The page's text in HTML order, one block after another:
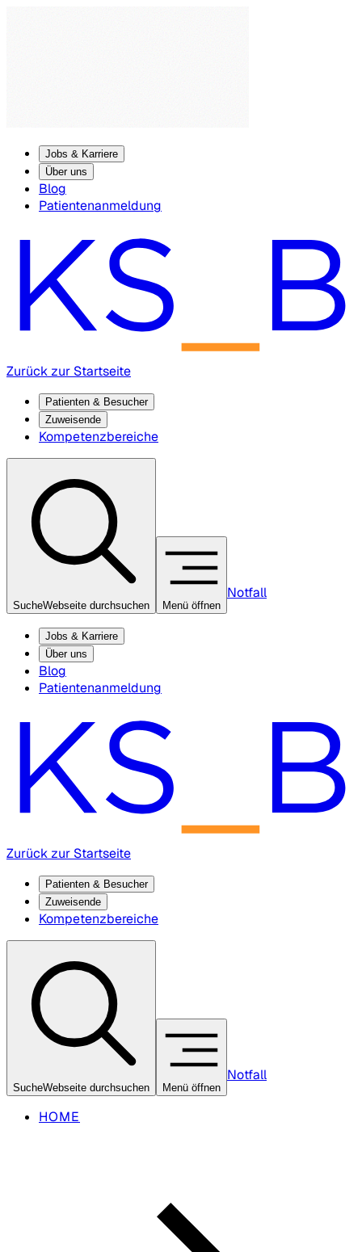
Jobs & Karriere
Über uns
Blog
Patientenanmeldung
Zurück zur Startseite
Patienten & Besucher
Zuweisende
Kompetenzbereiche
SucheWebseite durchsuchen Menü öffnen
Notfall
Jobs & Karriere
Über uns
Blog
Patientenanmeldung
Zurück zur Startseite
Patienten & Besucher
Zuweisende
Kompetenzbereiche
SucheWebseite durchsuchen Menü öffnen
Notfall
HOME